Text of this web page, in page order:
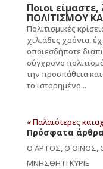
Ποιοι
ΠΟΛΙΤΙΣΜΟΥ
Πολιτισμικές
χιλιάδες χρόνια,
οποιεσδήποτε
σύγχρονο
την προσπάθεια
το ιστορημένο...
« Παλαιότερες
Πρόσφατα άρθρα
Ο ΑΡΤΟΣ, Ο ΟΙΝΟΣ,
ΜΝΗΣΘΗΤΙ ΚΥΡΙΕ